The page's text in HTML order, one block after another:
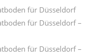
für Düsseldorf
für Düsseldorf –
für Düsseldorf –